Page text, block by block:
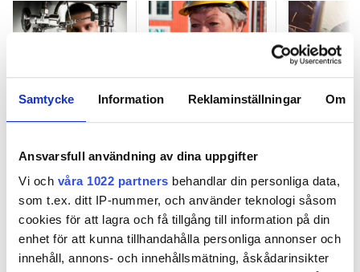
Samtycke Information Reklaminställningar Om
Ansvarsfull användning av dina uppgifter
Vi och våra 1022 partners behandlar din personliga data,
som t.ex. ditt IP-nummer, och använder teknologi såsom
cookies för att lagra och få tillgång till information på din
enhet för att kunna tillhandahålla personliga annonser och
innehåll, annons- och innehållsmätning, åskådarinsikter
Det här blir
lägstalönen för
utstationerade
Stärkt strejkrätt
Kritik mot